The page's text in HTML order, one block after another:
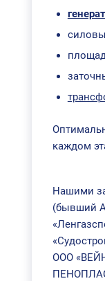
каждом
Нашими
(бывший
ООО